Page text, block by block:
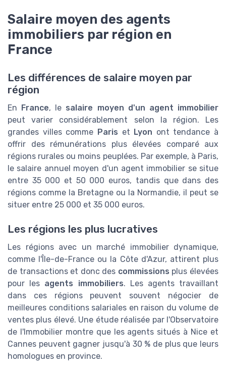
Salaire moyen des agents
immobiliers par région en
France
Les différences de salaire moyen par
région
En France, le salaire moyen d'un agent immobilier
peut varier considérablement selon la région. Les
grandes villes comme Paris et Lyon ont tendance à
offrir des rémunérations plus élevées comparé aux
régions rurales ou moins peuplées. Par exemple, à Paris,
le salaire annuel moyen d'un agent immobilier se situe
entre 35 000 et 50 000 euros, tandis que dans des
régions comme la Bretagne ou la Normandie, il peut se
situer entre 25 000 et 35 000 euros.
Les régions les plus lucratives
Les régions avec un marché immobilier dynamique,
comme l'Île-de-France ou la Côte d'Azur, attirent plus
de transactions et donc des commissions plus élevées
pour les agents immobiliers. Les agents travaillant
dans ces régions peuvent souvent négocier de
meilleures conditions salariales en raison du volume de
ventes plus élevé. Une étude réalisée par l'Observatoire
de l'Immobilier montre que les agents situés à Nice et
Cannes peuvent gagner jusqu'à 30 % de plus que leurs
homologues en province.